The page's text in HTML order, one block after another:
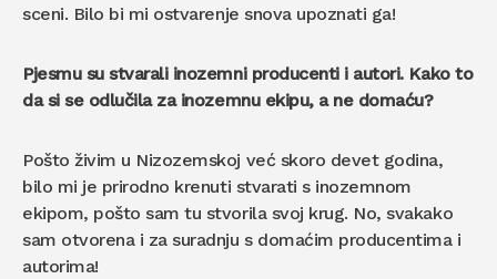
sceni. Bilo bi mi ostvarenje snova upoznati ga!
Pjesmu su stvarali inozemni producenti i autori. Kako to
da si se odlučila za inozemnu ekipu, a ne domaću?
Pošto živim u Nizozemskoj već skoro devet godina,
bilo mi je prirodno krenuti stvarati s inozemnom
ekipom, pošto sam tu stvorila svoj krug. No, svakako
sam otvorena i za suradnju s domaćim producentima i
autorima!